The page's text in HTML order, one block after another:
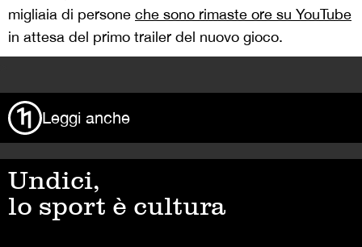
migliaia di persone che sono rimaste ore su YouTube
in attesa del primo trailer del nuovo gioco.
Leggi anche
Undici,
lo sport è cultura